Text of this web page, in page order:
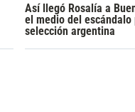
Así llegó Rosalía a
el medio del escándalo
selección argentina